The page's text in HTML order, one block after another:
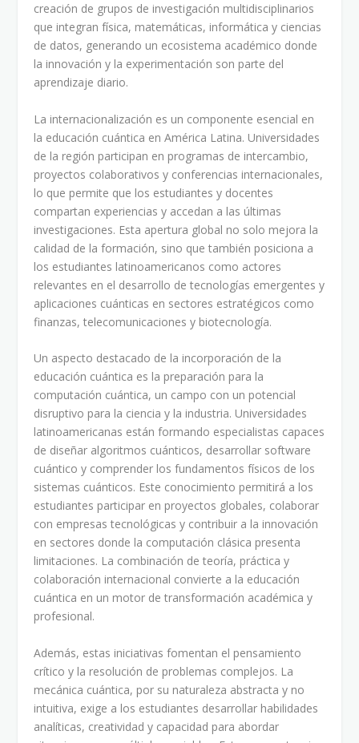
creación de grupos de investigación multidisciplinarios
que integran física, matemáticas, informática y ciencias
de datos, generando un ecosistema académico donde
la innovación y la experimentación son parte del
aprendizaje diario.
La internacionalización es un componente esencial en
la educación cuántica en América Latina. Universidades
de la región participan en programas de intercambio,
proyectos colaborativos y conferencias internacionales,
lo que permite que los estudiantes y docentes
compartan experiencias y accedan a las últimas
investigaciones. Esta apertura global no solo mejora la
calidad de la formación, sino que también posiciona a
los estudiantes latinoamericanos como actores
relevantes en el desarrollo de tecnologías emergentes y
aplicaciones cuánticas en sectores estratégicos como
finanzas, telecomunicaciones y biotecnología.
Un aspecto destacado de la incorporación de la
educación cuántica es la preparación para la
computación cuántica, un campo con un potencial
disruptivo para la ciencia y la industria. Universidades
latinoamericanas están formando especialistas capaces
de diseñar algoritmos cuánticos, desarrollar software
cuántico y comprender los fundamentos físicos de los
sistemas cuánticos. Este conocimiento permitirá a los
estudiantes participar en proyectos globales, colaborar
con empresas tecnológicas y contribuir a la innovación
en sectores donde la computación clásica presenta
limitaciones. La combinación de teoría, práctica y
colaboración internacional convierte a la educación
cuántica en un motor de transformación académica y
profesional.
Además, estas iniciativas fomentan el pensamiento
crítico y la resolución de problemas complejos. La
mecánica cuántica, por su naturaleza abstracta y no
intuitiva, exige a los estudiantes desarrollar habilidades
analíticas, creatividad y capacidad para abordar